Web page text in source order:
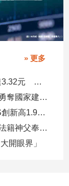
» 更多
台灣大蟬聯電信獲利王！前7月EPS達3.32元 中華電3.11、遠傳2.46元
打造更具競爭力宜居城市 高雄工務局勇奪國家建築界9大獎
永豐金7月EPS自結0.3元 前7月EPS創新高1.96元！
科博館《走徑東海岸》新書發表 重現法籍神父奉獻足跡與歷史日記
開眼界」